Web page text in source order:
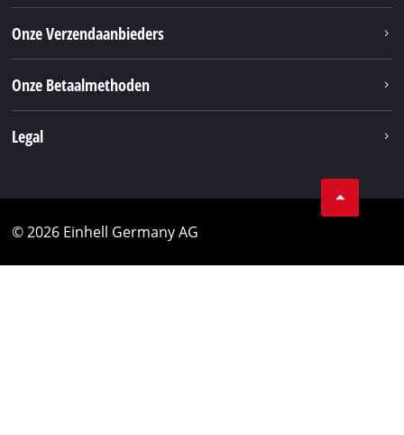
Onze Verzendaanbieders
Onze Betaalmethoden
Legal
© 2026 Einhell Germany AG